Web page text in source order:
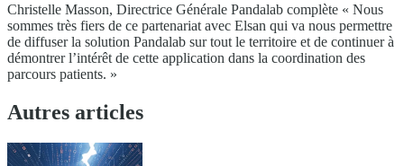
Christelle Masson, Directrice Générale Pandalab complète « Nous
sommes très fiers de ce partenariat avec Elsan qui va nous permettre
de diffuser la solution Pandalab sur tout le territoire et de continuer à
démontrer l’intérêt de cette application dans la coordination des
parcours patients. »
Autres articles